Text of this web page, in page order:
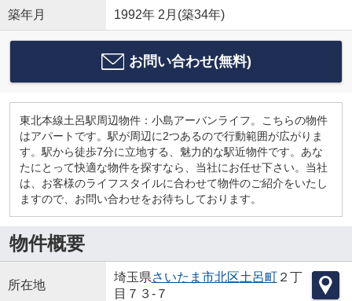
築年月 1992年 2月(築34年)
お問い合わせ(無料)
東北本線土呂駅周辺物件：小島アーバンライフ。こちらの物件
はアパートです。駅が周辺に2つあるので行動範囲が広がりま
す。駅から徒歩7分に立地する、魅力的な駅近物件です。あな
たにとって快適な物件を探すなら、当社にお任せ下さい。当社
は、お客様のライフスタイルに合わせて物件のご紹介をいたし
ますので、お問い合わせをお待ちしております。
物件概要
所在地
埼玉県さいたま市北区土呂町２丁
目７３-７